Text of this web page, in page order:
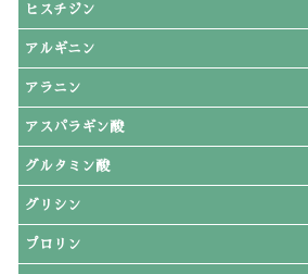
ヒスチジン
アルギニン
アラニン
アスパラギン酸
グルタミン酸
グリシン
プロリン